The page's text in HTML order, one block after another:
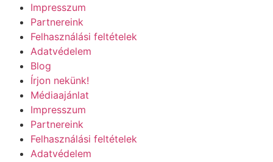
Impresszum
Partnereink
Felhasználási feltételek
Adatvédelem
Blog
Írjon nekünk!
Médiaajánlat
Impresszum
Partnereink
Felhasználási feltételek
Adatvédelem